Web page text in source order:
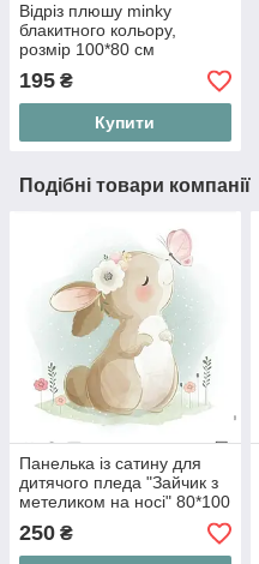
Відріз плюшу minky
блакитного кольору,
розмір 100*80 см
195 ₴
Купити
Подібні товари компанії
Панелька із сатину для
дитячого пледа "Зайчик з
метеликом на носі" 80*100
250 ₴